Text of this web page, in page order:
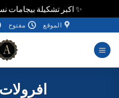
✨ اكبر تشكيلة بيجامات
للمحتوى
الموقع مفتوح